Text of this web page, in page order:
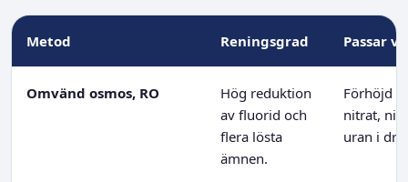
Metod Reningsgrad Passar
Omvänd osmos, RO
Hög reduktion
av fluorid och
flera lösta
ämnen.
Förhöjd
nitrat,
uran i